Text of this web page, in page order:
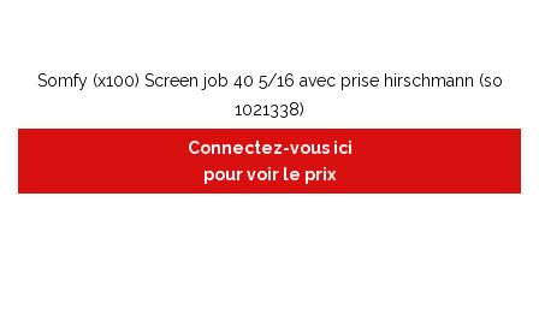
Somfy (x100) Screen job 40 5/16 avec prise hirschmann (so
1021338)
Connectez-vous ici
pour voir le prix